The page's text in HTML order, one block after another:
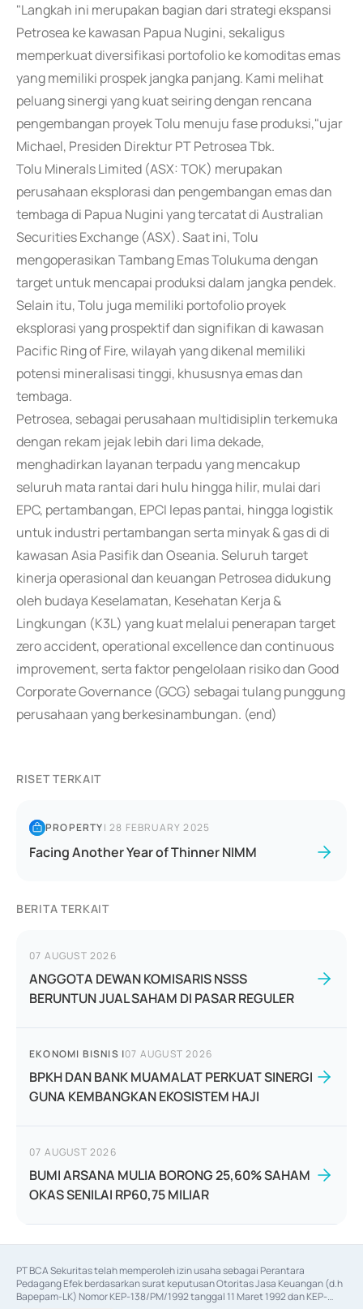
"Langkah ini merupakan bagian dari strategi ekspansi
Petrosea ke kawasan Papua Nugini, sekaligus
memperkuat diversifikasi portofolio ke komoditas emas
yang memiliki prospek jangka panjang. Kami melihat
peluang sinergi yang kuat seiring dengan rencana
pengembangan proyek Tolu menuju fase produksi,"ujar
Michael, Presiden Direktur PT Petrosea Tbk.
Tolu Minerals Limited (ASX: TOK) merupakan
perusahaan eksplorasi dan pengembangan emas dan
tembaga di Papua Nugini yang tercatat di Australian
Securities Exchange (ASX). Saat ini, Tolu
mengoperasikan Tambang Emas Tolukuma dengan
target untuk mencapai produksi dalam jangka pendek.
Selain itu, Tolu juga memiliki portofolio proyek
eksplorasi yang prospektif dan signifikan di kawasan
Pacific Ring of Fire, wilayah yang dikenal memiliki
potensi mineralisasi tinggi, khususnya emas dan
tembaga.
Petrosea, sebagai perusahaan multidisiplin terkemuka
dengan rekam jejak lebih dari lima dekade,
menghadirkan layanan terpadu yang mencakup
seluruh mata rantai dari hulu hingga hilir, mulai dari
EPC, pertambangan, EPCI lepas pantai, hingga logistik
untuk industri pertambangan serta minyak & gas di di
kawasan Asia Pasifik dan Oseania. Seluruh target
kinerja operasional dan keuangan Petrosea didukung
oleh budaya Keselamatan, Kesehatan Kerja &
Lingkungan (K3L) yang kuat melalui penerapan target
zero accident, operational excellence dan continuous
improvement, serta faktor pengelolaan risiko dan Good
Corporate Governance (GCG) sebagai tulang punggung
perusahaan yang berkesinambungan. (end)
RISET TERKAIT
PROPERTY|28 FEBRUARY 2025
Facing Another Year of Thinner NIMM
BERITA TERKAIT
07 AUGUST 2026
ANGGOTA DEWAN KOMISARIS NSSS
BERUNTUN JUAL SAHAM DI PASAR REGULER
EKONOMI BISNIS |07 AUGUST 2026
BPKH DAN BANK MUAMALAT PERKUAT SINERGI
GUNA KEMBANGKAN EKOSISTEM HAJI
07 AUGUST 2026
BUMI ARSANA MULIA BORONG 25,60% SAHAM
OKAS SENILAI RP60,75 MILIAR
PT BCA Sekuritas telah memperoleh izin usaha sebagai Perantara
Pedagang Efek berdasarkan surat keputusan Otoritas Jasa Keuangan (d.h
Bapepam-LK) Nomor KEP-138/PM/1992 tanggal 11 Maret 1992 dan KEP-